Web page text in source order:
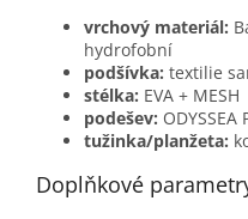
vrchový materiál:
hydrofobní
podšívka: textilie
stélka: EVA + MESH
podešev: ODYSSEA
tužinka/planžeta:
Doplňkové